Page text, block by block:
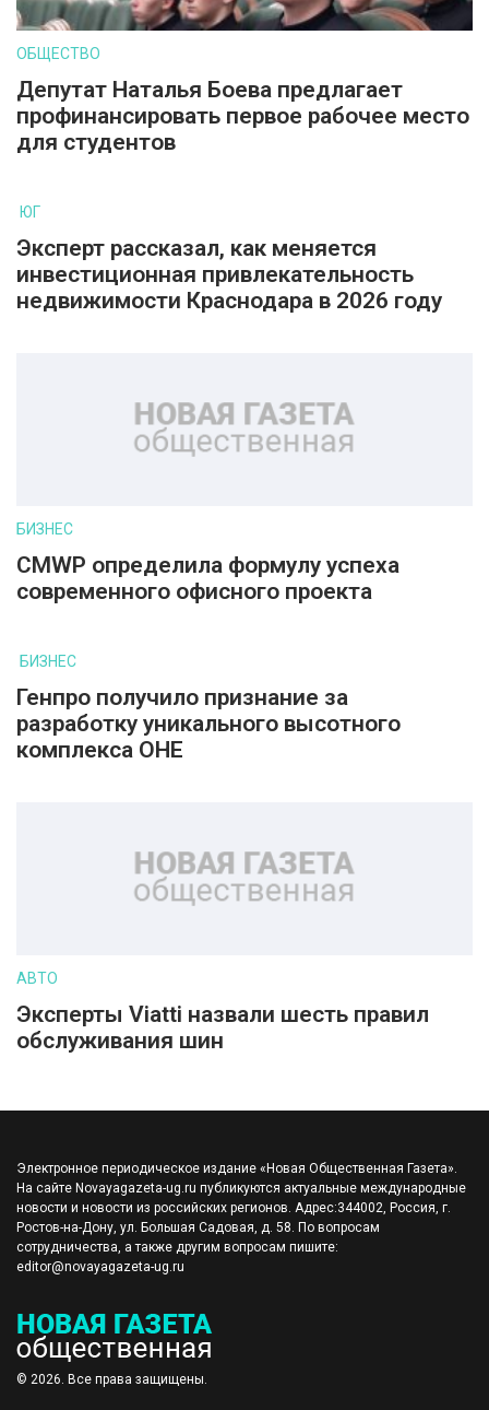
ОБЩЕСТВО
Депутат Наталья Боева предлагает
профинансировать первое рабочее место
для студентов
ЮГ
Эксперт рассказал, как меняется
инвестиционная привлекательность
недвижимости Краснодара в 2026 году
БИЗНЕС
CMWP определила формулу успеха
современного офисного проекта
БИЗНЕС
Генпро получило признание за
разработку уникального высотного
комплекса ОНЕ
АВТО
Эксперты Viatti назвали шесть правил
обслуживания шин
Электронное периодическое издание «Новая Общественная Газета».
На сайте Novayagazeta-ug.ru публикуются актуальные международные
новости и новости из российских регионов. Адрес:344002, Россия, г.
Ростов-на-Дону, ул. Большая Садовая, д. 58. По вопросам
сотрудничества, а также другим вопросам пишите:
editor@novayagazeta-ug.ru
© 2026. Все права защищены.